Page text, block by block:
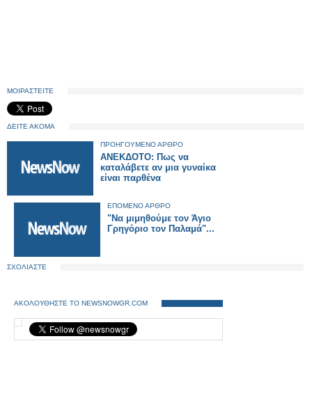
ΜΟΙΡΑΣΤΕΙΤΕ
ΔΕΙΤΕ ΑΚΟΜΑ
ΠΡΟΗΓΟΥΜΕΝΟ ΑΡΘΡΟ
ANEKΔΟΤΟ: Πως να
καταλάβετε αν μια γυναίκα
είναι παρθένα
ΕΠΟΜΕΝΟ ΑΡΘΡΟ
"Να μιμηθούμε τον Άγιο
Γρηγόριο τον Παλαμά"...
ΣΧΟΛΙΑΣΤΕ
ΑΚΟΛΟΥΘΗΣΤΕ ΤΟ NEWSNOWGR.COM